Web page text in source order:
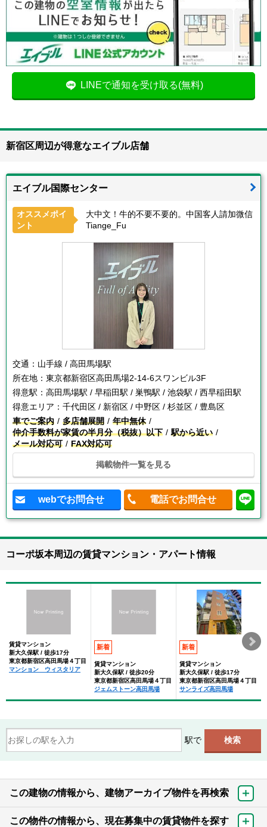
LINEで通知を受け取る(無料)
新宿区周辺が得意なエイブル店舗
エイブル国際センター
オススメポイ
ント
大中文！牛的不要不要的。中国客人請加微信
Tiange_Fu
交通： 山手線 / 高田馬場駅
所在地： 東京都新宿区高田馬場2-14-6スワンビル3F
得意駅： 高田馬場駅 / 早稲田駅 / 巣鴨駅 / 池袋駅 / 西早稲田駅
得意エリア： 千代田区 / 新宿区 / 中野区 / 杉並区 / 豊島区
車でご案内
多店舗展開
年中無休
仲介手数料が家賃の半月分（税抜）以下
駅から近い
メール対応可
FAX対応可
掲載物件一覧を見る
webでお問合せ 電話でお問合せ
コーポ坂本周辺の賃貸マンション・アパート情報
賃貸マンション
新大久保駅 / 徒歩17分
東京都新宿区高田馬場４丁目
マンション ウィスタリア
新着
賃貸マンション
新大久保駅 / 徒歩20分
東京都新宿区高田馬場４丁目
ジェムストーン高田馬場
新着
賃貸マンション
新大久保駅 / 徒歩17分
東京都新宿区高田馬場４丁目
サンライズ高田馬場
駅で
この建物の情報から、建物アーカイブ物件を再検索
この物件の情報から、現在募集中の賃貸物件を探す